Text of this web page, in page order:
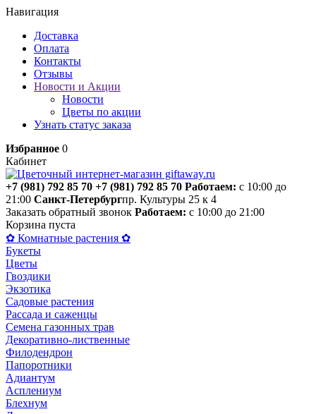
Навигация
Доставка
Оплата
Контакты
Отзывы
Новости и Акции
Новости
Цветы по акции
Узнать статус заказа
Избранное 0
Кабинет
+7 (981) 792 85 70 +7 (981) 792 85 70 Работаем: с 10:00 до
21:00 Санкт-Петербургпр. Культуры 25 к 4
Заказать обратный звонок Работаем: с 10:00 до 21:00
Корзина пуста
✿ Комнатные растения ✿
Букеты
Цветы
Гвоздики
Экзотика
Садовые растения
Рассада и саженцы
Семена газонных трав
Декоративно-лиственные
Филодендрон
Папоротники
Адиантум
Асплениум
Блехнум